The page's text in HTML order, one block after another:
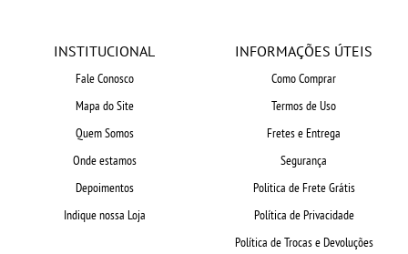
INSTITUCIONAL
Fale Conosco
Mapa do Site
Quem Somos
Onde estamos
Depoimentos
Indique nossa Loja
INFORMAÇÕES ÚTEIS
Como Comprar
Termos de Uso
Fretes e Entrega
Segurança
Politica de Frete Grátis
Política de Privacidade
Política de Trocas e Devoluções